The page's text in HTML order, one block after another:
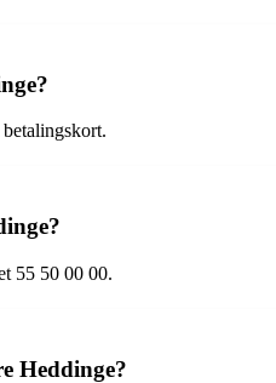
55 50 00 00.
Heddinge?